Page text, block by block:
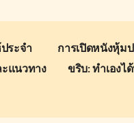
ระจำ
ะแนวทาง
การเปิดหนังหุ้ม
ขริบ: ทำเองไ